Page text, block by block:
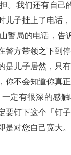
。我们还有自
子挂上了电话
警局的电话，
方带领之下到
儿子居然，只
不会知道你真
定有很深的感
要钉下这个「钉
是对您自己宽大。